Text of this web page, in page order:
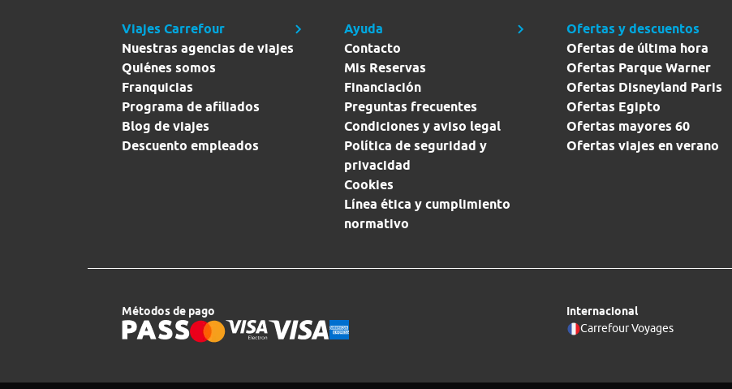
Viajes Carrefour
Nuestras agencias de viajes
Quiénes somos
Franquicias
Programa de afiliados
Blog de viajes
Descuento empleados
Ayuda
Contacto
Mis Reservas
Financiación
Preguntas frecuentes
Condiciones y aviso legal
Política de seguridad y
privacidad
Cookies
Línea ética y cumplimiento
normativo
Ofertas y descuentos
Ofertas de última hora
Ofertas Parque Warner
Ofertas Disneyland Paris
Ofertas Egipto
Ofertas mayores 60
Ofertas viajes en verano
Métodos de pago
Internacional
Carrefour Voyages